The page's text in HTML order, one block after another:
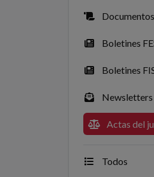
Boletines
Boletines
Newsletters
Actas del
Todos